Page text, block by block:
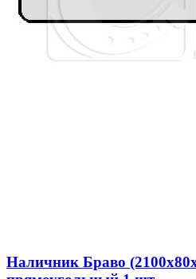
Наличник Браво